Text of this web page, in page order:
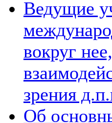
Ведущие
вокруг
зрения
Об